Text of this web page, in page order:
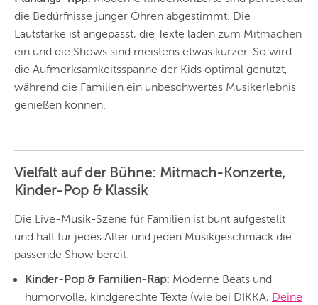
ESSEN
HANNOVER
LEIPZIG
NÜRNBERG
WIEN
die Bedürfnisse junger Ohren abgestimmt. Die
Lautstärke ist angepasst, die Texte laden zum Mitmachen
ein und die Shows sind meistens etwas kürzer. So wird
die Aufmerksamkeitsspanne der Kids optimal genutzt,
während die Familien ein unbeschwertes Musikerlebnis
genießen können.
Vielfalt auf der Bühne: Mitmach-Konzerte,
Kinder-Pop & Klassik
Die Live-Musik-Szene für Familien ist bunt aufgestellt
und hält für jedes Alter und jeden Musikgeschmack die
passende Show bereit:
Kinder-Pop & Familien-Rap: Moderne Beats und
humorvolle, kindgerechte Texte (wie bei DIKKA, Deine